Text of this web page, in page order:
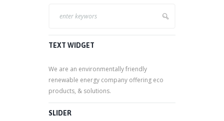
TEXT WIDGET
We are an environmentally friendly
renewable energy company offering eco
products, & solutions.
SLIDER